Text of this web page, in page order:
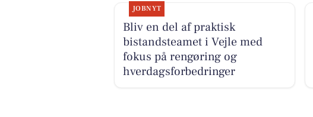
JOBNYT
Bliv en del af praktisk
bistandsteamet i Vejle med
fokus på rengøring og
hverdagsforbedringer